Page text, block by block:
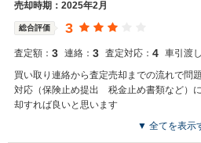
売却時期：2025年2月
総合評価 3
査定額： 3 連絡： 3 査定対応： 4 車引渡
買い取り連絡から査定売却までの流れで問
対応（保険止め提出 税金止め書類など）に期待します 納
却すれば良いと思います
▼ 全てを表示